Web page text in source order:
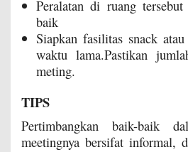
Peralatan di ruang
baik
Siapkan fasilitas snack
waktu lama.Pastikan
meting.
TIPS
Pertimbangkan baik-baik
meetingnya bersifat informal,